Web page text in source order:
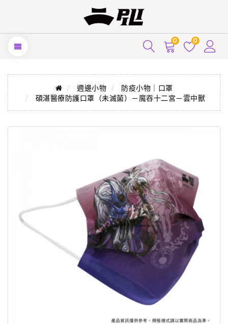
0 0
週邊小物
防疫小物｜口罩
碩湛醫療防護口罩（未滅菌）－魔吞十二宮－雲中獸